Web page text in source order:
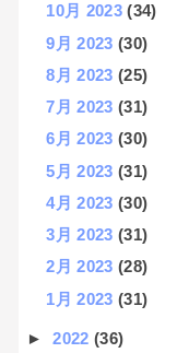
10月 2023(34)
9月 2023(30)
8月 2023(25)
7月 2023(31)
6月 2023(30)
5月 2023(31)
4月 2023(30)
3月 2023(31)
2月 2023(28)
1月 2023(31)
►2022(36)